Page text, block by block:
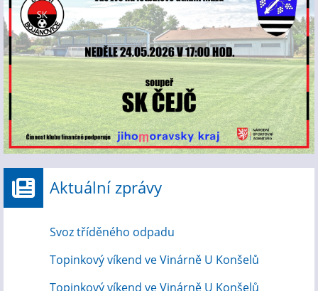
Aktuální zprávy
Svoz tříděného odpadu
Topinkový víkend ve Vinárně U Konšelů
Topinkový víkend ve Vinárně U Konšelů